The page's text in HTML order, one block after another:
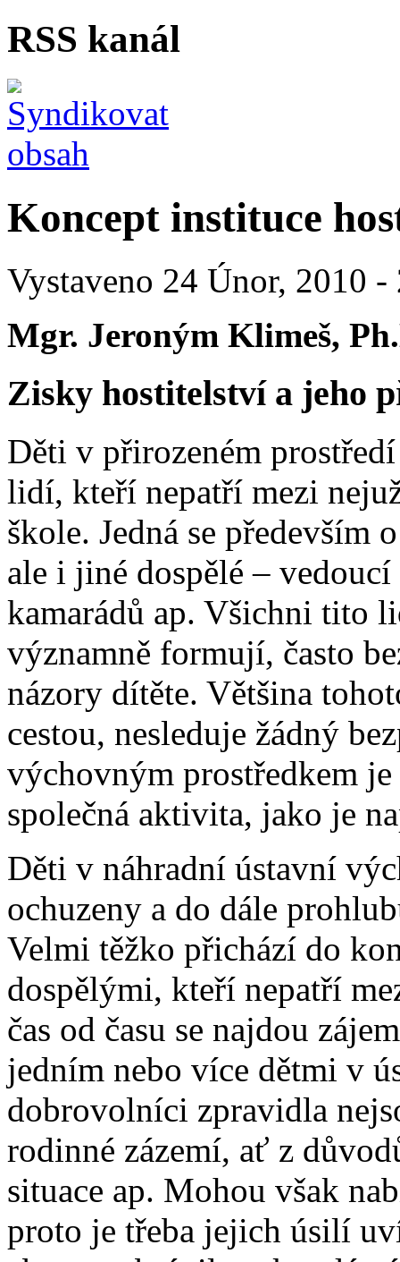
RSS kanál
Koncept instituce
Vystaveno 24 Únor, 2010
Mgr. Jeroným Klimeš,
Zisky hostitelství a jeho
Děti v přirozeném
lidí, kteří nepatří mezi
škole. Jedná se především
ale i jiné dospělé –
kamarádů ap. Všichni tito
významně formují, často
názory dítěte. Většina
cestou, nesleduje žádný
výchovným prostředkem
společná aktivita, jako je
Děti v náhradní ústavní
ochuzeny a do dále
Velmi těžko přichází do
dospělými, kteří nepatří
čas od času se najdou
jedním nebo více dětmi v
dobrovolníci zpravidla
rodinné zázemí, ať z
situace ap. Mohou však
proto je třeba jejich úsilí